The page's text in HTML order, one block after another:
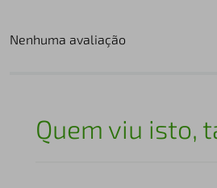
Nenhuma avaliação
Quem viu isto,